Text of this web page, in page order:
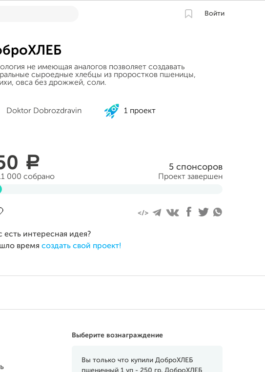
Войти
не имеющая аналогов позволяет создавать
сыроедные хлебцы из проростков пшеницы,
овса без дрожжей, соли.
Doktor Dobrozdravin 1 проект
a
000 собрано
5 спонсоров
Проект завершен
есть интересная идея?
время создать свой проект!
Выберите вознаграждение
Вы только что купили ДоброХЛЕБ
пшеничный 1 уп - 250 гр. ДоброХЛЕБ